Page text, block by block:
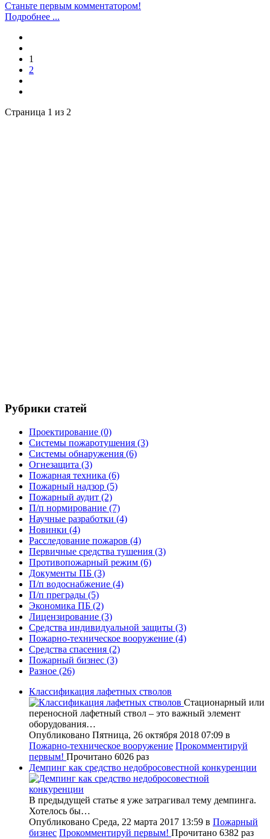
Станьте первым комментатором!
Подробнее ...
1
2
Страница 1 из 2
Рубрики статей
Проектирование (0)
Системы пожаротушения (3)
Системы обнаружения (6)
Огнезащита (3)
Пожарная техника (6)
Пожарный надзор (5)
Пожарный аудит (2)
П/п нормирование (7)
Научные разработки (4)
Новинки (4)
Расследование пожаров (4)
Первичные средства тушения (3)
Противопожарный режим (6)
Документы ПБ (3)
П/п водоснабжение (4)
П/п преграды (5)
Экономика ПБ (2)
Лицензирование (3)
Средства индивидуальной защиты (3)
Пожарно-техническое вооружение (4)
Средства спасения (2)
Пожарный бизнес (3)
Разное (26)
Классификация лафетных стволов
Стационарный или
переносной лафетный ствол – это важный элемент
оборудования…
Опубликовано Пятница, 26 октября 2018 07:09 в
Пожарно-техническое вооружение Прокомментируй
первым! Прочитано 6026 раз
Демпинг как средство недобросовестной конкуренции
В предыдущей статье я уже затрагивал тему демпинга.
Хотелось бы…
Опубликовано Среда, 22 марта 2017 13:59 в Пожарный
бизнес Прокомментируй первым! Прочитано 6382 раз